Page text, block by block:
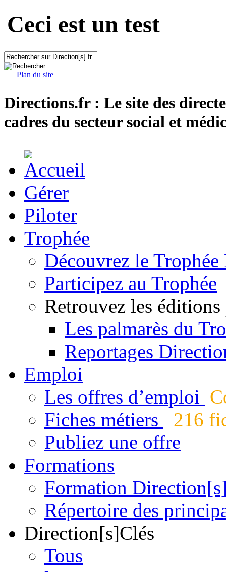
Ceci est un test
Plan du site
Directions.fr : Le site des
cadres du secteur social et
Gérer
Piloter
Trophée
Découvrez le
Participez au Trophée
Retrouvez les éditions
Les palmarès du
Reportages
Emploi
Les offres d’emploi
Fiches métiers
216
Publiez une offre
Formations
Formation
Répertoire des
Direction[s]Clés
Tous